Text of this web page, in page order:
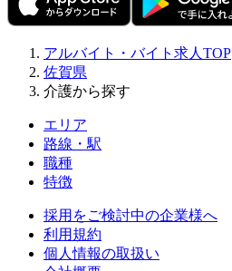
アルバイト・バイト求人TOP
佐賀県
介護から探す
エリア
路線・駅
職種
特徴
採用をご検討中の企業様へ
利用規約
個人情報の取扱い